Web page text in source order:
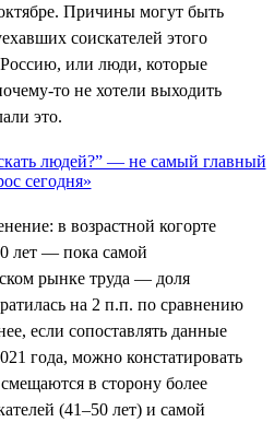
Причины могут быть
соискателей этого
Россию, или люди, которые
то не хотели выходить
это.
в возрастной когорте
лет — пока самой
рынке труда — доля
на 2 п.п. по сравнению
если сопоставлять данные
года, можно констатировать
в сторону более
(41–50 лет) и самой